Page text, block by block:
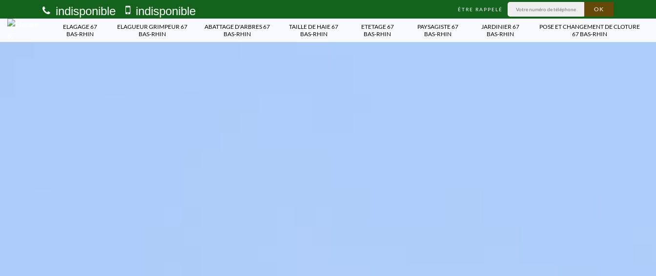
indisponible indisponible ÊTRE RAPPELÉ
ELAGAGE 67
BAS-RHIN
ELAGUEUR GRIMPEUR 67
BAS-RHIN
ABATTAGE D'ARBRES 67
BAS-RHIN
TAILLE DE HAIE 67
BAS-RHIN
ETETAGE 67
BAS-RHIN
PAYSAGISTE 67
BAS-RHIN
JARDINIER 67
BAS-RHIN
POSE ET CHANGEMENT DE CLOTURE
67 BAS-RHIN